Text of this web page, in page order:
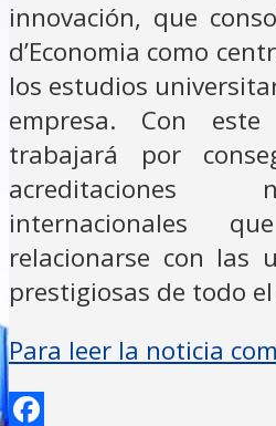
innovación, que
d’Economia como
los estudios
empresa. Con
trabajará por
acreditaciones
internacionales
relacionarse con las
prestigiosas de todo
Para leer la noticia